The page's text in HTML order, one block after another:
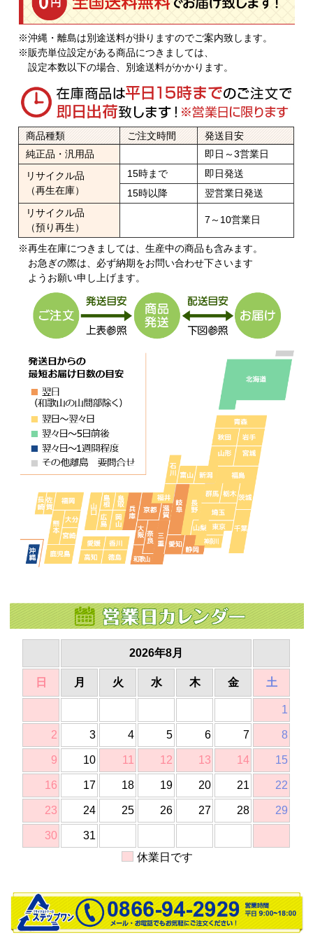
※沖縄・離島は別途送料が掛りますのでご案内致します。
※販売単位設定がある商品につきましては、
設定本数以下の場合、別途送料がかかります。
商品種類 ご注文時間
発送目安
純正品・汎用品
即日～3営業日
リサイクル品
（再生在庫）
15時まで
即日発送
15時以降
翌営業日発送
リサイクル品
（預り再生）
7～10営業日
※再生在庫につきましては、生産中の商品も含みます。
お急ぎの際は、必ず納期をお問い合わせ下さいます
ようお願い申し上げます。
2026年8月
日 月 火 水 木 金 土
1
2 3 4 5 6 7 8
9 10 11 12 13 14 15
16 17 18 19 20 21 22
23 24 25 26 27 28 29
30
31
休業日です